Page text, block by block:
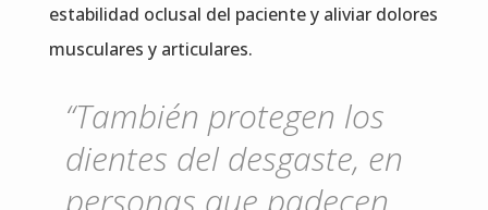
estabilidad oclusal del paciente y aliviar dolores
musculares y articulares.
“También protegen los
dientes del desgaste, en
personas que padecen